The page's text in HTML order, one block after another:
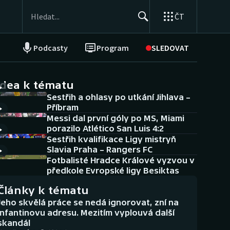
ČT
Podcasty Program SLEDOVAT
NEPŘEHLÉDNĚTE
Historické návraty
Aplikace ČT sport
AZ kvíz
k tématu
Sestřih a ohlasy po utkání Jihlava –
Příbram
Messi dal první góly po MS, Miami
porazilo Atlético San Luis 4:2
Sestřih kvalifikace Ligy mistryň
Slavia Praha – Rangers FC
Fotbalisté Hradce Králové vyzvou v
předkole Evropské ligy Besiktas
k tématu
skvělá práce se nedá ignorovat, zní na
adresu. Mezitím vyplouvá další